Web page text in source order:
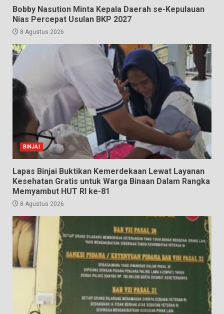
Bobby Nasution Minta Kepala Daerah se-Kepulauan
Nias Percepat Usulan BKP 2027
8 Agustus 2026
BINJAI
Lapas Binjai Buktikan Kemerdekaan Lewat Layanan
Kesehatan Gratis untuk Warga Binaan Dalam Rangka
Memyambut HUT RI ke-81
8 Agustus 2026